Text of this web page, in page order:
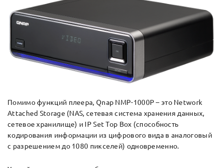
Помимо функций плеера, Qnap NMP-1000P – это Network
Attached Storage (NAS, сетевая система хранения данных,
сетевое хранилище) и IP Set Top Box (способность
кодирования информации из цифрового вида в аналоговый
с разрешением до 1080 пикселей) одновременно.